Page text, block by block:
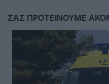
ΣΑΣ ΠΡΟΤΕΙΝΟΥΜΕ